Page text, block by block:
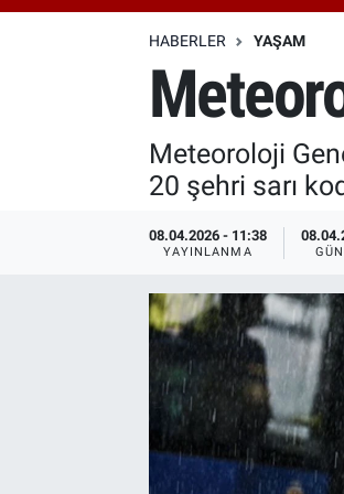
HABERLER YAŞAM
Meteoroloji
20 şehri sarı
08.04.2026 - 11:38
YAYINLANMA
Özel Haberler
Özel Haberler
Haber Arşivi